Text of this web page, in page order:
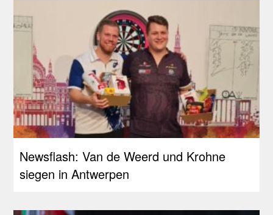
Newsflash: Van de Weerd und Krohne
siegen in Antwerpen